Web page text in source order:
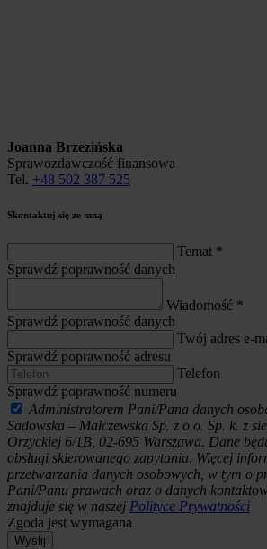
Joanna Brzezińska
Sprawozdawczość finansowa
Tel. +48 502 387 525
Skontaktuj się ze mną
Temat *
Sprawdź poprawność danych
Wiadomość *
Sprawdź poprawność danych
Twój adres e-
Sprawdź poprawność adresu
Telefon
Sprawdź poprawność numeru
Administratorem Pani/Pana danych
Sadowska – Malczewska Sp. z o.o. Sp. k. z
Orzyckiej 6/1B, 02-695 Warszawa. Dane
obsługi skierowanego zapytania. Więcej
przetwarzania danych osobowych, w tym o
Pani/Panu prawach oraz o danych
znajduje się w naszej Polityce Prywatności
Zgoda jest wymagana
Wyślij